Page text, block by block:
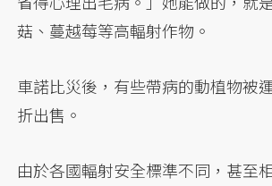
菇、蔓越莓等高輻射作物。
車諾比災後，有些帶病的動植物被
折出售。
由於各國輻射安全標準不同，甚至